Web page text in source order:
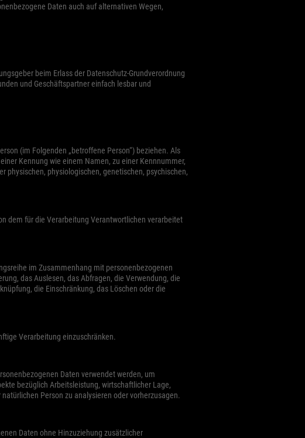
Daten auch auf alternativen Wegen,
beim Erlass der Datenschutz-Grundverordnung
und Geschäftspartner einfach lesbar und
(im Folgenden „betroffene Person“) beziehen. Als
Kennung wie einem Namen, zu einer Kennnummer,
physischen, physiologischen, genetischen, psychischen,
dem für die Verarbeitung Verantwortlichen verarbeitet
im Zusammenhang mit personenbezogenen
das Auslesen, das Abfragen, die Verwendung, die
die Einschränkung, das Löschen oder die
Verarbeitung einzuschränken.
Daten verwendet werden, um
bezüglich Arbeitsleistung, wirtschaftlicher Lage,
Person zu analysieren oder vorherzusagen.
Daten ohne Hinzuziehung zusätzlicher
Externe Medien
Impressum